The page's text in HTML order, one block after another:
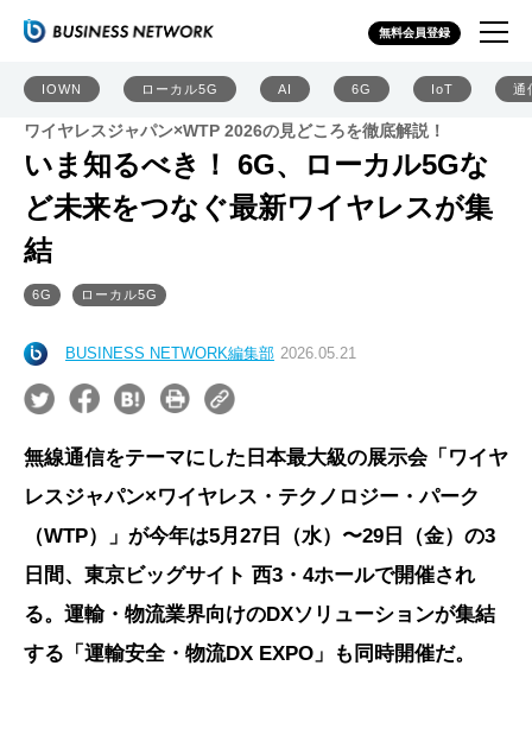
無料会員登録
IOWN ローカル5G AI 6G IoT 通
ワイヤレスジャパン×WTP 2026の見どころを徹底解説！
いま知るべき！ 6G、ローカル5Gな
ど未来をつなぐ最新ワイヤレスが集
結
6G ローカル5G
BUSINESS NETWORK編集部 2026.05.21
無線通信をテーマにした日本最大級の展示会「ワイヤ
レスジャパン×ワイヤレス・テクノロジー・パーク
（WTP）」が今年は5月27日（水）〜29日（金）の3
日間、東京ビッグサイト 西3・4ホールで開催され
る。運輸・物流業界向けのDXソリューションが集結
する「運輸安全・物流DX EXPO」も同時開催だ。